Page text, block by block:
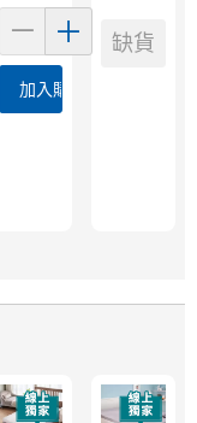
加入購物車
缺貨